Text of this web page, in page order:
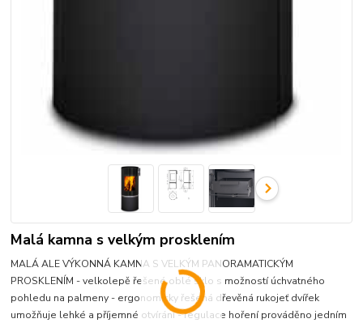
Malá kamna s velkým prosklením
MALÁ ALE VÝKONNÁ KAMNA S VELKÝM PANORAMATICKÝM
PROSKLENÍM - velkolepě řešené oblé sklo s možností úchvatného
pohledu na palmeny - ergonomicky řešená dřevěná rukojeť dvířek
umožňuje lehké a příjemné otvírání - regulace hoření prováděno jedním